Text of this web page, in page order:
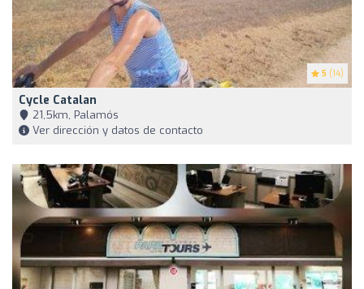
5 (14)
Cycle Catalan
21,5km, Palamós
Ver dirección y datos de contacto